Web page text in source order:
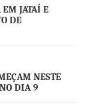
JATAÍ E
DE
NESTE
DIA 9